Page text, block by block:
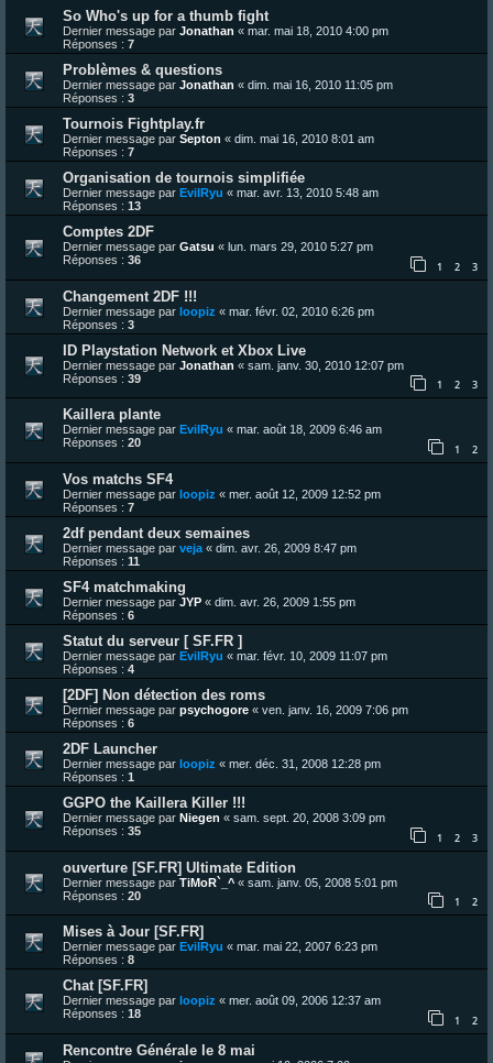
So Who's up for a thumb fight
Dernier message par Jonathan « mar. mai 18, 2010 4:00 pm
Réponses : 7
Problèmes & questions
Dernier message par Jonathan « dim. mai 16, 2010 11:05 pm
Réponses : 3
Tournois Fightplay.fr
Dernier message par Septon « dim. mai 16, 2010 8:01 am
Réponses : 7
Organisation de tournois simplifiée
Dernier message par EvilRyu « mar. avr. 13, 2010 5:48 am
Réponses : 13
Comptes 2DF
Dernier message par Gatsu « lun. mars 29, 2010 5:27 pm
Réponses : 36 1 2 3
Changement 2DF !!!
Dernier message par loopiz « mar. févr. 02, 2010 6:26 pm
Réponses : 3
ID Playstation Network et Xbox Live
Dernier message par Jonathan « sam. janv. 30, 2010 12:07 pm
Réponses : 39 1 2 3
Kaillera plante
Dernier message par EvilRyu « mar. août 18, 2009 6:46 am
Réponses : 20 1 2
Vos matchs SF4
Dernier message par loopiz « mer. août 12, 2009 12:52 pm
Réponses : 7
2df pendant deux semaines
Dernier message par veja « dim. avr. 26, 2009 8:47 pm
Réponses : 11
SF4 matchmaking
Dernier message par JYP « dim. avr. 26, 2009 1:55 pm
Réponses : 6
Statut du serveur [ SF.FR ]
Dernier message par EvilRyu « mar. févr. 10, 2009 11:07 pm
Réponses : 4
[2DF] Non détection des roms
Dernier message par psychogore « ven. janv. 16, 2009 7:06 pm
Réponses : 6
2DF Launcher
Dernier message par loopiz « mer. déc. 31, 2008 12:28 pm
Réponses : 1
GGPO the Kaillera Killer !!!
Dernier message par Niegen « sam. sept. 20, 2008 3:09 pm
Réponses : 35 1 2 3
ouverture [SF.FR] Ultimate Edition
Dernier message par TiMoR`_^ « sam. janv. 05, 2008 5:01 pm
Réponses : 20 1 2
Mises à Jour [SF.FR]
Dernier message par EvilRyu « mar. mai 22, 2007 6:23 pm
Réponses : 8
Chat [SF.FR]
Dernier message par loopiz « mer. août 09, 2006 12:37 am
Réponses : 18 1 2
Rencontre Générale le 8 mai